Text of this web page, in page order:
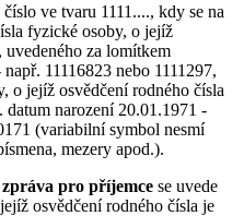
ve tvaru 1111...., kdy se na
fyzické osoby, o jejíž
uvedeného za lomítkem
11116823 nebo 1111297,
o jejíž osvědčení rodného čísla
datum narození 20.01.1971 -
(variabilní symbol nesmí
mezery apod.).
zpráva pro příjemce se uvede
osvědčení rodného čísla je